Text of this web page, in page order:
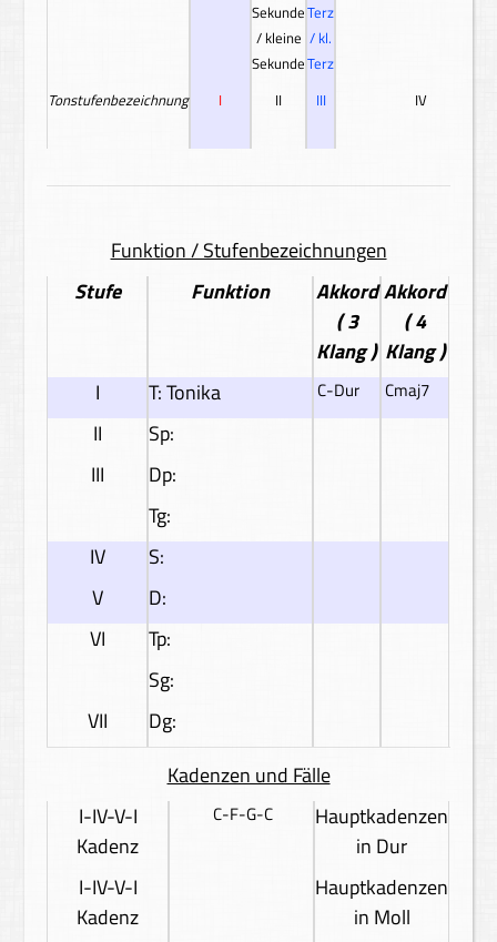
Sekunde
/ kleine
Sekunde
Terz
/ kl.
Terz
Tonstufenbezeichnung I II III IV
Funktion / Stufenbezeichnungen
Stufe
Funktion
Akkord
( 3
Klang )
Akkord
( 4
Klang )
I
T: Tonika C-Dur Cmaj7
II
Sp:
III
Dp:
Tg:
IV
S:
V
D:
VI
Tp:
Sg:
VII
Dg:
Kadenzen und Fälle
I-IV-V-I
Kadenz
C-F-G-C
Hauptkadenzen
in Dur
I-IV-V-I
Kadenz
Hauptkadenzen
in Moll